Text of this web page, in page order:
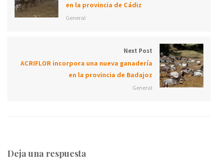
en la provincia de Cádiz
General
Next Post
ACRIFLOR incorpora una nueva ganadería
en la provincia de Badajoz
General
Deja una respuesta